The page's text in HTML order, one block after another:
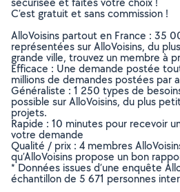
C’est gratuit et sans commission !
AlloVoisins partout en France : 35
représentées sur AlloVoisins, du
grande ville, trouvez un membre à
Efficace : Une demande postée
millions de demandes postées par
Généraliste : 1 250 types de
possible sur AlloVoisins, du plus
projets.
Rapide : 10 minutes pour recevoir
votre demande
Qualité / prix : 4 membres
qu’AlloVoisins propose un bon
* Données issues d’une enquête
échantillon de 5 671 personnes